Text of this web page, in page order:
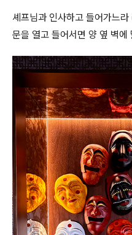
셰프님과 인사하고 들어가느
문을 열고 들어서면 양 옆 벽에